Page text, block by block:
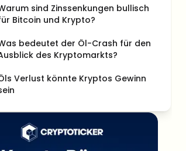
sind Zinssenkungen bullisch
Bitcoin und Krypto?
bedeutet der Öl-Crash für den
des Kryptomarkts?
Verlust könnte Kryptos Gewinn